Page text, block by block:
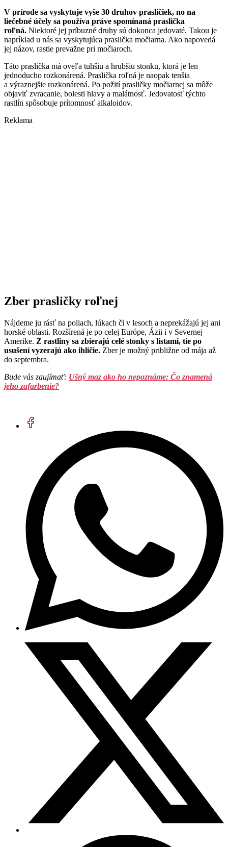
V prírode sa vyskytuje vyše 30 druhov prasličiek, no na
liečebné účely sa používa práve spomínaná praslička
roľná. Niektoré jej príbuzné druhy sú dokonca jedovaté. Takou je
napríklad u nás sa vyskytujúca praslička močiarna. Ako napovedá
jej názov, rastie prevažne pri močiaroch.
Táto praslička má oveľa tuhšiu a hrubšiu stonku, ktorá je len
jednoducho rozkonárená. Praslička roľná je naopak tenšia
a výraznejšie rozkonárená. Po požití prasličky močiarnej sa môže
objaviť zvracanie, bolesti hlavy a malátnosť. Jedovatosť týchto
rastlín spôsobuje prítomnosť alkaloidov.
Reklama
Zber prasličky roľnej
Nájdeme ju rásť na poliach, lúkach či v lesoch a neprekážajú jej ani
horské oblasti. Rozšírená je po celej Európe, Ázii i v Severnej
Amerike. Z rastliny sa zbierajú celé stonky s listami, tie po
usušení vyzerajú ako ihličie. Zber je možný približne od mája až
do septembra.
Bude vás zaujímať: Ušný maz ako ho nepoznáme: Čo znamená
jeho zafarbenie?